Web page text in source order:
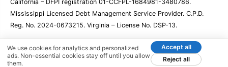
California – DFPI registration 01-CCFPL-1684981-3480786.
Mississippi Licensed Debt Management Service Provider. C.P.D.
Reg. No. 2024-0673215. Virginia – License No. DSP-13.
© 2001 – 2026 CuraDebt Systems, LLC. All Rights Reserved.
We use cookies for analytics and personalized
ads. Non-essential cookies stay off until you allow
them.
Accept all
Reject all